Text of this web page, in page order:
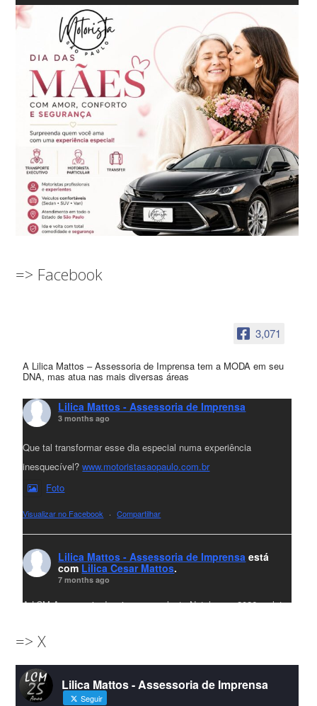
=> Facebook
3,071
A Lilica Mattos – Assessoria de Imprensa tem a MODA em seu
DNA, mas atua nas mais diversas áreas
Lilica Mattos - Assessoria de Imprensa
3 months ago
Que tal transformar esse dia especial numa experiência
inesquecível?www.motoristasaopaulo.com.br
Foto
Visualizar no Facebook · Compartilhar
Lilica Mattos - Assessoria de Imprensa está
com Lilica Cesar Mattos.
7 months ago
A LCM Assessoria deseja um excelente Natal e um 2026 repleto
amigos que sempre nos acompanham!🎄✨🥂❤️
#lcmassessoriassessoria#natal #merrychristmas #felizanonovo
#HappyNewYear
=> X
Lilica Mattos - Assessoria de Imprensa
Seguir